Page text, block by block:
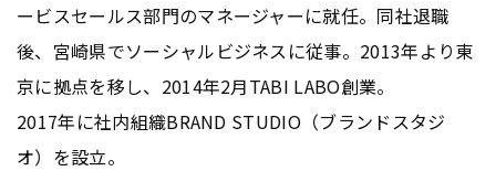
ービスセールス部門のマネージャーに就任。同社退職
後、宮崎県でソーシャルビジネスに従事。2013年より東
京に拠点を移し、2014年2月TABI LABO創業。
2017年に社内組織BRAND STUDIO（ブランドスタジ
オ）を設立。